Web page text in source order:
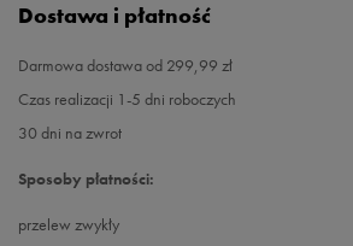
Dostawa i płatność
Darmowa dostawa od 299,99 zł
Czas realizacji 1-5 dni roboczych
30 dni na zwrot
Sposoby płatności:
przelew zwykły